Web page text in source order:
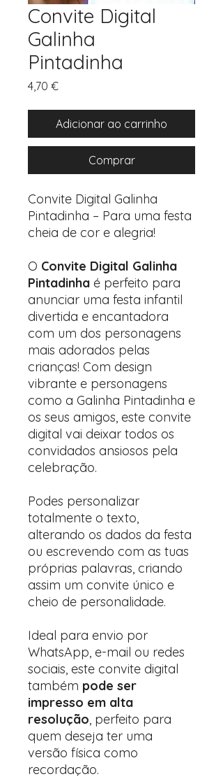
Convite Digital
Galinha
Pintadinha
4,70 €Preço
Adicionar ao carrinho
Comprar
Convite Digital Galinha
Pintadinha – Para uma festa
cheia de cor e alegria!
O Convite Digital Galinha
Pintadinha é perfeito para
anunciar uma festa infantil
divertida e encantadora
com um dos personagens
mais adorados pelas
crianças! Com design
vibrante e personagens
como a Galinha Pintadinha e
os seus amigos, este convite
digital vai deixar todos os
convidados ansiosos pela
celebração.
Podes personalizar
totalmente o texto,
alterando os dados da festa
ou escrevendo com as tuas
próprias palavras, criando
assim um convite único e
cheio de personalidade.
Ideal para envio por
WhatsApp, e-mail ou redes
sociais, este convite digital
também pode ser
impresso em alta
resolução, perfeito para
quem deseja ter uma
versão física como
recordação.